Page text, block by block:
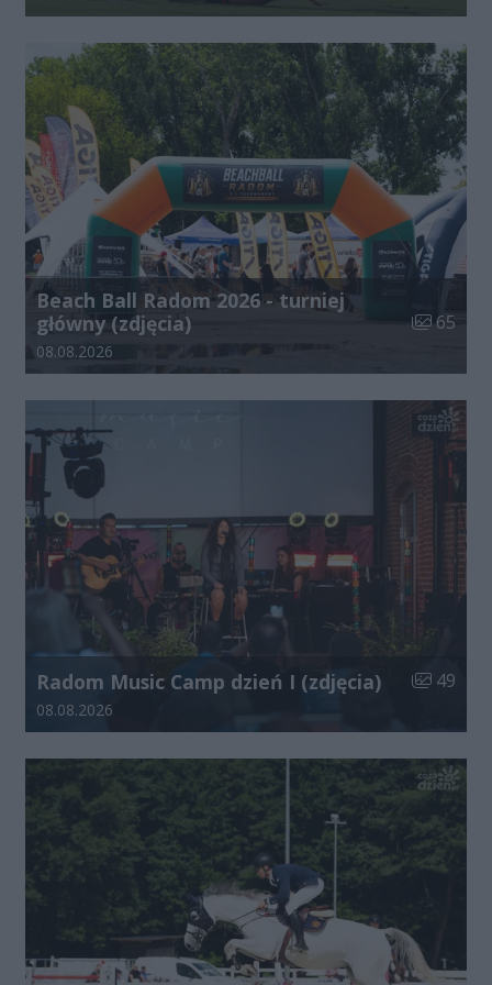
Beach Ball Radom 2026 - turniej
główny (zdjęcia)
Liczba
65
Data dodania galerii:
08.08.2026
Radom Music Camp dzień I (zdjęcia) Liczba
49
Data dodania galerii:
08.08.2026